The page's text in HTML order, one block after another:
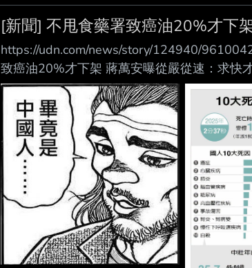
[新聞] 不甩食藥署致癌油20%才下
https://udn.com/news/story/124940/
致癌油20%才下架 蔣萬安曝從嚴從速：求
／台北即時報導 毒油食安風暴，食藥署昨宣
12時前 下架。不過北市府加嚴預防性下架，
安今下午受訪表示，台北市政府之所以加嚴